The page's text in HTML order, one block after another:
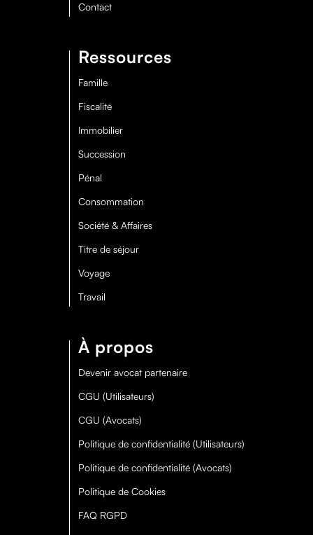
Contact
Ressources
Famille
Fiscalité
Immobilier
Succession
Pénal
Consommation
Société & Affaires
Titre de séjour
Voyage
Travail
À propos
Devenir avocat partenaire
CGU (Utilisateurs)
CGU (Avocats)
Politique de confidentialité (Utilisateurs)
Politique de confidentialité (Avocats)
Politique de Cookies
FAQ RGPD